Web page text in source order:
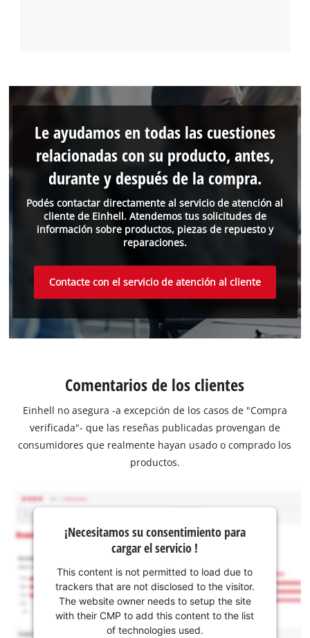
Podés contactar directamente al servicio de atención al
cliente de Einhell. Atendemos tus solicitudes de
información sobre productos, piezas de repuesto y
reparaciones.
Le ayudamos en todas las cuestiones
relacionadas con su producto, antes,
durante y después de la compra.
Contacte con el servicio de atención al cliente
Comentarios de los clientes
Einhell no asegura -a excepción de los casos de "Compra
verificada"- que las reseñas publicadas provengan de
consumidores que realmente hayan usado o comprado los
productos.
¡Necesitamos su consentimiento para
cargar el servicio !
This content is not permitted to load due to
trackers that are not disclosed to the visitor.
The website owner needs to setup the site
with their CMP to add this content to the list
of technologies used.